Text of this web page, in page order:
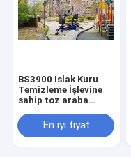
BS3900 Islak Kuru
Temizleme İşlevine
sahip toz araba
En iyi fiyat